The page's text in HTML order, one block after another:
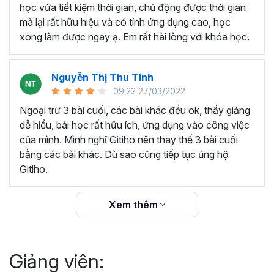
thêm ký hiệu tiền tệ, viết biểu thức hóa học - toán
học và loại bỏ dữ liệu trùng lặp.
Tổng hợp thủ thuật với hàm, công thức bao gồm
cách tắt/mở gợi ý khi viết hàm, đặt tên và sử dụng
gian.
Tổng hợp hàm, công thức tính toán theo thời gian
như hàm tính toán theo tháng, tuổi, ngày hết hạn
hợp đồng,...
Hướng dẫn dùng các hàm và công thức nâng cao
nhưSUM, SUMIFS, VLOOKUP, INDEX, và các thủ
thuật hay trong Excel khác với hàm và công thức.
Những thiết lập chế độ làm việc trên Excel như thiết
lập theme, background, in ấn, và các thanh, tiêu đề,
đường kẻ lưới trong Excel.
và gán nội dung văn bản vào hình khối.
học vừa tiết kiệm thời gian, chủ động được thời gian
mà lại rất hữu hiệu và có tính ứng dụng cao, học
xong làm được ngay ạ. Em rất hài lòng với khóa học.
Nguyễn Thị Thu Tình
09:22 27/03/2022
Ngoại trừ 3 bài cuối, các bài khác đều ok, thầy giảng
dễ hiểu, bài học rất hữu ích, ứng dụng vào công việc
của mình. Mình nghĩ Gitiho nên thay thế 3 bài cuối
bằng các bài khác. Dù sao cũng tiếp tục ủng hộ
Gitiho.
Xem thêm
Giảng viên: